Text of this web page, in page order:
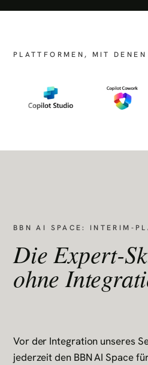
PLATTFORMEN, MIT
BBN AI SPACE: INTERIM-
Die Expert-
ohne
Vor der Integration unseres
jederzeit den BBN AI Space